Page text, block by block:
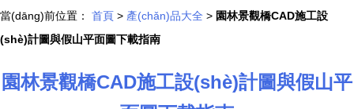
當(dāng)前位置： 首頁 > 產(chǎn)品大全 > 園林景觀橋CAD施工設
(shè)計圖與假山平面圖下載指南
園林景觀橋CAD施工設(shè)計圖與假山平